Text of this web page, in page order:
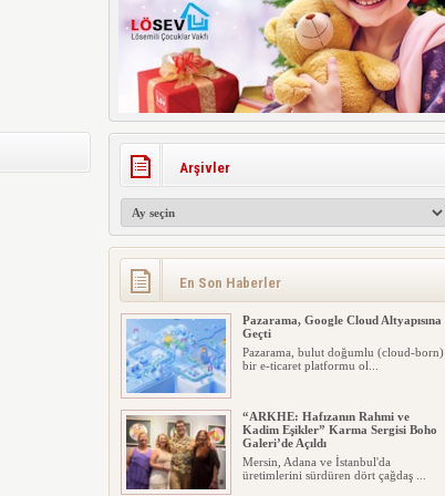
Arşivler
En Son Haberler
Pazarama, Google Cloud Altyapısına
Geçti
Pazarama, bulut doğumlu (cloud-born)
bir e-ticaret platformu ol...
“ARKHE: Hafızanın Rahmi ve
Kadim Eşikler” Karma Sergisi Boho
Galeri’de Açıldı
Mersin, Adana ve İstanbul'da
üretimlerini sürdüren dört çağdaş ...